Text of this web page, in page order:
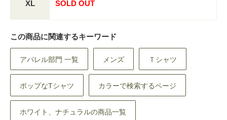
XL SOLD OUT
この商品に関連するキーワード
アパレル部門 一覧 メンズ Ｔシャツ
ポップなTシャツ カラーで検索するページ
ホワイト、ナチュラルの商品一覧